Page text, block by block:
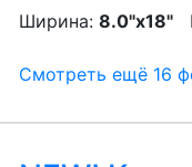
Ширина: 8.0"x18"
Смотреть ещё 16